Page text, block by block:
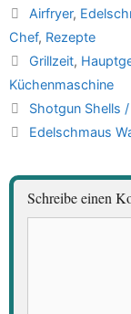
Kategorien
Airfryer,
Chef, Rezepte
Schlagwörter
Grillzeit,
Küchenmaschine
Shotgun Shells
Edelschmaus
Schreibe einen